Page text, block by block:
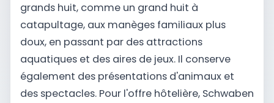
grands huit, comme un grand huit à
catapultage, aux manèges familiaux plus
doux, en passant par des attractions
aquatiques et des aires de jeux. Il conserve
également des présentations d'animaux et
des spectacles. Pour l'offre hôtelière, Schwaben